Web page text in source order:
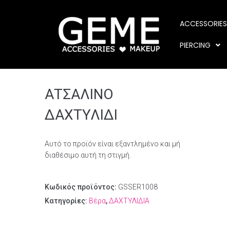
ACCESSORIES
PIERCING
ΑΤΣΑΛΙΝΟ
ΔΑΧΤΥΛΙΔΙ
Αυτό το προϊόν είναι εξαντλημένο και μή
διαθέσιμο αυτή τη στιγμή.
Κωδικός προϊόντος: GSSER1008
Κατηγορίες: Βέρα,ΔΑΧΤΥΛΙΔΙΑ